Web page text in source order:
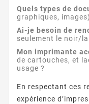
Quels types de
graphiques,
Ai-je besoin de
seulement le noir/
Mon imprimante
de cartouches, et
usage ?
En respectant ces
expérience